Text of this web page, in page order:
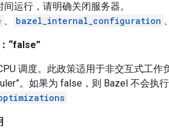
运行，请明确关闭服务器。
、 bazel_internal_configuration 、
“false”
调度。此政策适用于非交互式工
。如果为 false，则 Bazel 不会执行